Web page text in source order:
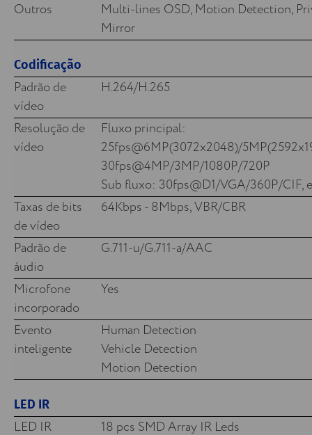
Outros
Multi-lines OSD, Motion Detection,
Mirror
Codificação
Padrão de
vídeo
H.264/H.265
Resolução de
vídeo
Fluxo principal:
25fps@6MP(3072x2048)/
30fps@4MP/3MP/1080P/720P
Sub fluxo: 30fps@D1/VGA/360P/CIF,
Taxas de bits
de vídeo
64Kbps - 8Mbps, VBR/CBR
Padrão de
áudio
G.711-u/G.711-a/AAC
Microfone
incorporado
Yes
Evento
inteligente
Human Detection
Vehicle Detection
Motion Detection
LED IR
LED IR 18 pcs SMD Array IR Leds